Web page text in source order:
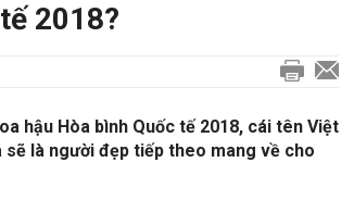
2018?
hậu Hòa bình Quốc tế 2018, cái tên Việt
là người đẹp tiếp theo mang về cho